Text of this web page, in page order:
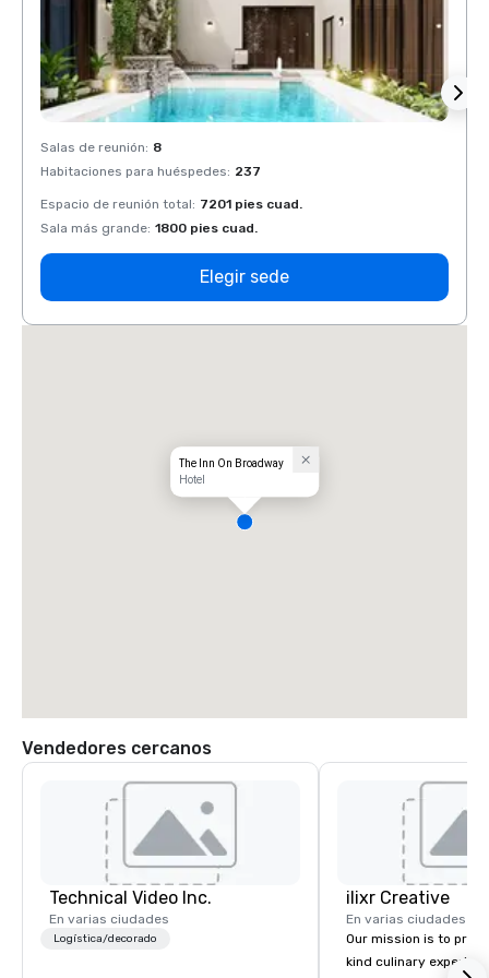
Salas de reunión: 8
Habitaciones para huéspedes: 237
Espacio de reunión total: 7201 pies cuad.
Sala más grande: 1800 pies cuad.
Elegir sede
The Inn On Broadway
Hotel
Vendedores cercanos
Technical Video Inc.
En varias ciudades
Logística/decorado
ilixr Creative
En varias ciudades
Our mission is to
kind culinary